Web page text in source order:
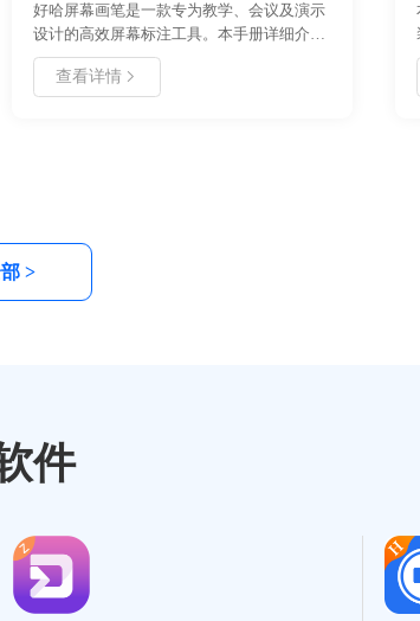
好哈屏幕画笔是一款专为教学、会议及演示
设计的高效屏幕标注工具。本手册详细介绍
了软件的安装卸载、首次配置、核心功能及
使用教程。用户可通过该软件实现自由绘
查看详情
>
件